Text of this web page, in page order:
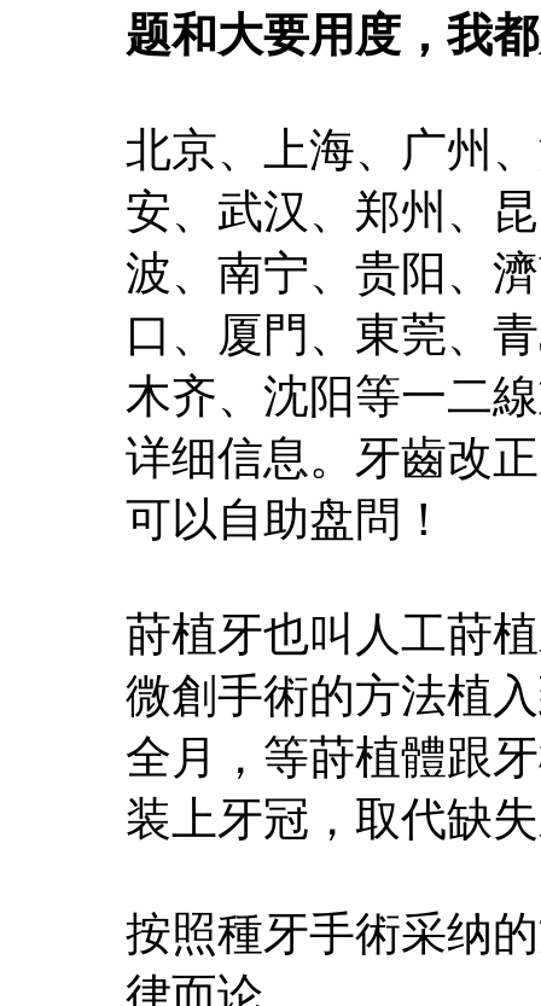
题和大要用度，我
北京、上海、广州
安、武汉、郑州、
波、南宁、贵阳、
口、厦門、東莞、
木齐、沈阳等一二
详细信息。牙齒改
可以自助盘問！
莳植牙也叫人工莳
微創手術的方法植
全月，等莳植體跟
装上牙冠，取代缺
按照種牙手術采纳
律而论。